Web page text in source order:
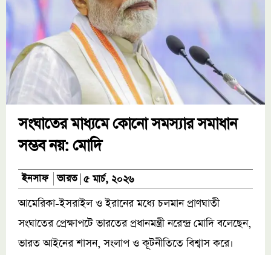
সংঘাতের মাধ্যমে কোনো সমস্যার সমাধান
সম্ভব নয়: মোদি
ইনসাফ ভারত ৫ মার্চ, ২০২৬
আমেরিকা-ইসরাইল ও ইরানের মধ্যে চলমান প্রাণঘাতী
সংঘাতের প্রেক্ষাপটে ভারতের প্রধানমন্ত্রী নরেন্দ্র মোদি বলেছেন,
ভারত আইনের শাসন, সংলাপ ও কূটনীতিতে বিশ্বাস করে।